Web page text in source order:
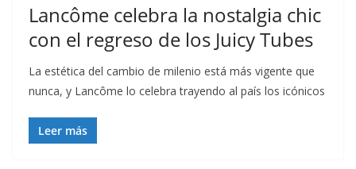
Lancôme celebra la nostalgia chic
con el regreso de los Juicy Tubes
La estética del cambio de milenio está más vigente que
nunca, y Lancôme lo celebra trayendo al país los icónicos
Leer más